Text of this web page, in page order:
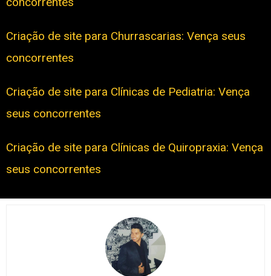
Criação de site para Churrascarias: Vença seus
concorrentes
Criação de site para Clínicas de Pediatria: Vença
seus concorrentes
Criação de site para Clínicas de Quiropraxia: Vença
seus concorrentes